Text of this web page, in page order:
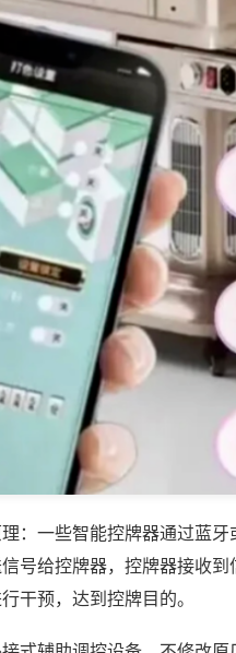
：一些智能控牌器通过蓝
号给控牌器，控牌器接收
干预，达到控牌目的。